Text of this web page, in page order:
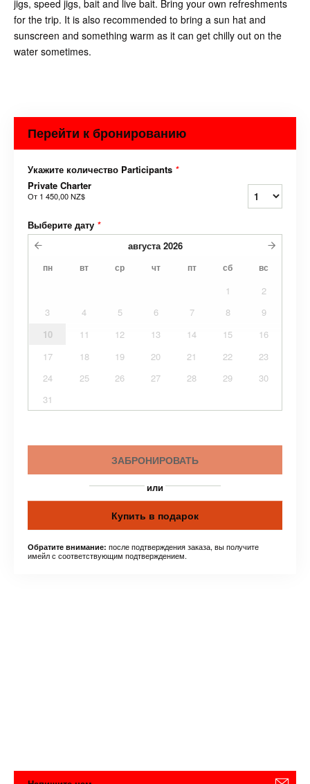
jigs, speed jigs, bait and live bait. Bring your own refreshments
for the trip. It is also recommended to bring a sun hat and
sunscreen and something warm as it can get chilly out on the
water sometimes.
Перейти к бронированию
Укажите количество Participants *
Private Charter
От 1 450,00 NZ$
Выберите дату *
августа 2026
пн вт ср чт пт сб вс
1
2
3
4 5 6 7 8
9
10
11 12 13 14 15
16
17
18 19 20 21 22
23
24
25 26 27 28 29
30
31
ЗАБРОНИРОВАТЬ
или
Купить в подарок
Обратите внимание: после подтверждения заказа, вы получите
имейл с соответствующим подтверждением.